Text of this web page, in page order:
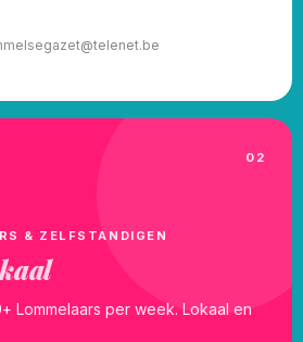
02
& ZELFSTANDIGEN
Lommelaars per week. Lokaal en